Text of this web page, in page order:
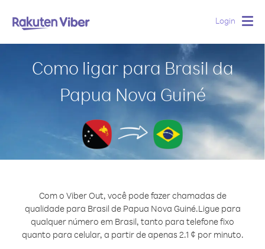
Login
Como ligar para Brasil da
Papua Nova Guiné
Com o Viber Out, você pode fazer chamadas de
qualidade para Brasil de Papua Nova Guiné.Ligue para
qualquer número em Brasil, tanto para telefone fixo
quanto para celular, a partir de apenas 2.1 ¢ por minuto.